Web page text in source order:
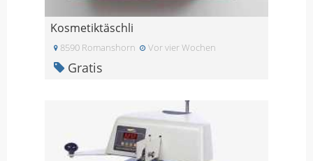
Kosmetiktäschli
8590 Romanshorn Vor vier Wochen
Gratis